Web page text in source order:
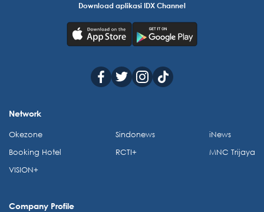
Download aplikasi IDX Channel
Network
Okezone
Booking Hotel
VISION+
Sindonews
RCTI+
iNews
MNC Trijaya
Company Profile